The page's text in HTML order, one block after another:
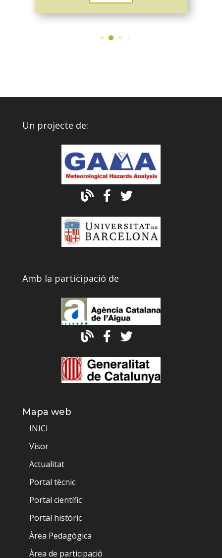
Un projecte de:
Amb la participació de
Mapa web
INICI
Visor
Actualitat
Portal tècnic
Portal científic
Portal històric
Àrea Pedagògica
Àrea de participació